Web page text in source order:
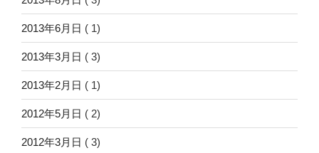
2013年6月日 ( 1)
2013年3月日 ( 3)
2013年2月日 ( 1)
2012年5月日 ( 2)
2012年3月日 ( 3)